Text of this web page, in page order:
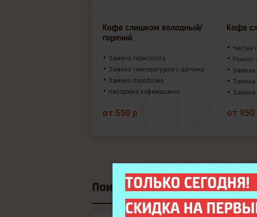
Кофе слишком холодный/
горячий
Замена термостата
Замена температурного датчика
Замена пароблока
Настройка кофемашины
от 550 р
Кофе
Чистка
Ремонт
Замена
Замена
Замена
от 950
Поиск модели
ТОЛЬКО СЕГОДНЯ!
СКИДКА НА